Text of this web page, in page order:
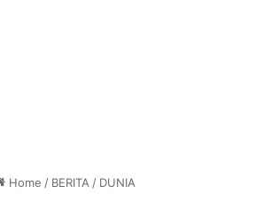
Home / BERITA / DUNIA